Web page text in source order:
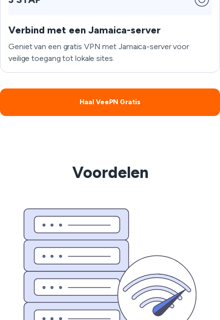
Verbind met een Jamaica-server
Geniet van een gratis VPN met Jamaica-server voor
veilige toegang tot lokale sites.
Haal VeePN Gratis
Voordelen